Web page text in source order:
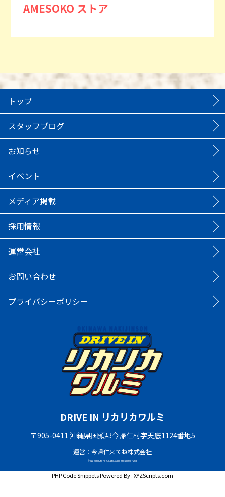
AMESOKO ストア
トップ
スタッフブログ
お知らせ
イベント
メディア掲載
採用情報
運営会社
お問い合わせ
プライバシーポリシー
DRIVE IN リカリカワルミ
〒905-0411 沖縄県国頭郡今帰仁村字天底1124番地5
運営：今帰仁来てね株式会社
© Nakijin Kitene Co.,Ltd. All Rights Reserved.
PHP Code SnippetsPowered By :XYZScripts.com